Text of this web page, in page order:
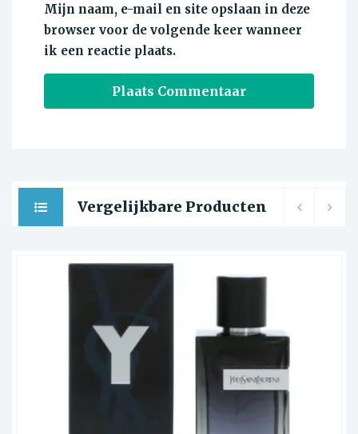
Mijn naam, e-mail en site opslaan in deze
browser voor de volgende keer wanneer
ik een reactie plaats.
Vergelijkbare Producten